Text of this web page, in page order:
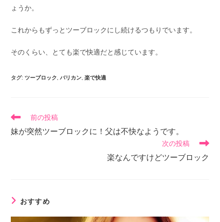
ょうか。
これからもずっとツーブロックにし続けるつもりでいます。
そのくらい、とても楽で快適だと感じています。
タグ:ツーブロック, バリカン, 楽で快適
前の投稿
妹が突然ツーブロックに！父は不快なようです。
次の投稿
楽なんですけどツーブロック
おすすめ